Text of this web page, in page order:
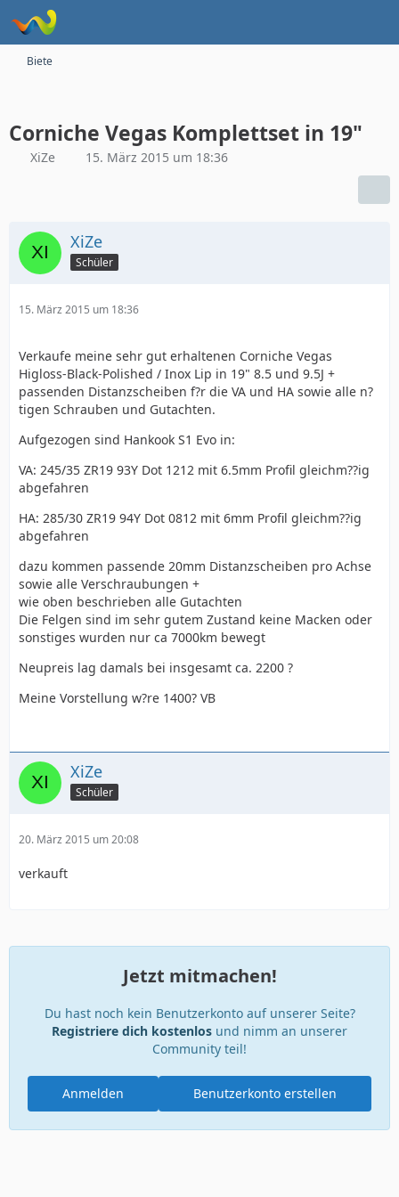
Biete
Corniche Vegas Komplettset in 19"
XiZe 15. März 2015 um 18:36
XiZe
Schüler
15. März 2015 um 18:36
Verkaufe meine sehr gut erhaltenen Corniche Vegas
Higloss-Black-Polished / Inox Lip in 19" 8.5 und 9.5J +
passenden Distanzscheiben f?r die VA und HA sowie alle n?
tigen Schrauben und Gutachten.
Aufgezogen sind Hankook S1 Evo in:
VA: 245/35 ZR19 93Y Dot 1212 mit 6.5mm Profil gleichm??ig
abgefahren
HA: 285/30 ZR19 94Y Dot 0812 mit 6mm Profil gleichm??ig
abgefahren
dazu kommen passende 20mm Distanzscheiben pro Achse
sowie alle Verschraubungen +
wie oben beschrieben alle Gutachten
Die Felgen sind im sehr gutem Zustand keine Macken oder
sonstiges wurden nur ca 7000km bewegt
Neupreis lag damals bei insgesamt ca. 2200 ?
Meine Vorstellung w?re 1400? VB
XiZe
Schüler
20. März 2015 um 20:08
verkauft
Jetzt mitmachen!
Du hast noch kein Benutzerkonto auf unserer Seite?
Registriere dich kostenlos und nimm an unserer
Community teil!
Benutzerkonto erstellen
Anmelden